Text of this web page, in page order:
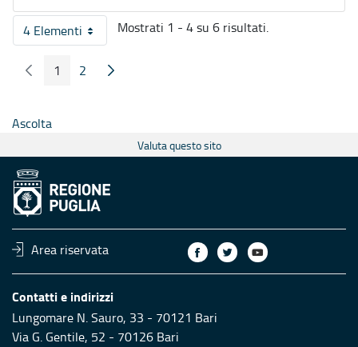
4 ElementiPer pagina
Mostrati 1 - 4 su 6 risultati.
Pagina Precedente
Pagina
1 Pagina
2 Pagina Seguente
Ascolta
Valuta questo sito
Area riservata
Contatti e indirizzi
Lungomare N. Sauro, 33 - 70121 Bari
Via G. Gentile, 52 - 70126 Bari